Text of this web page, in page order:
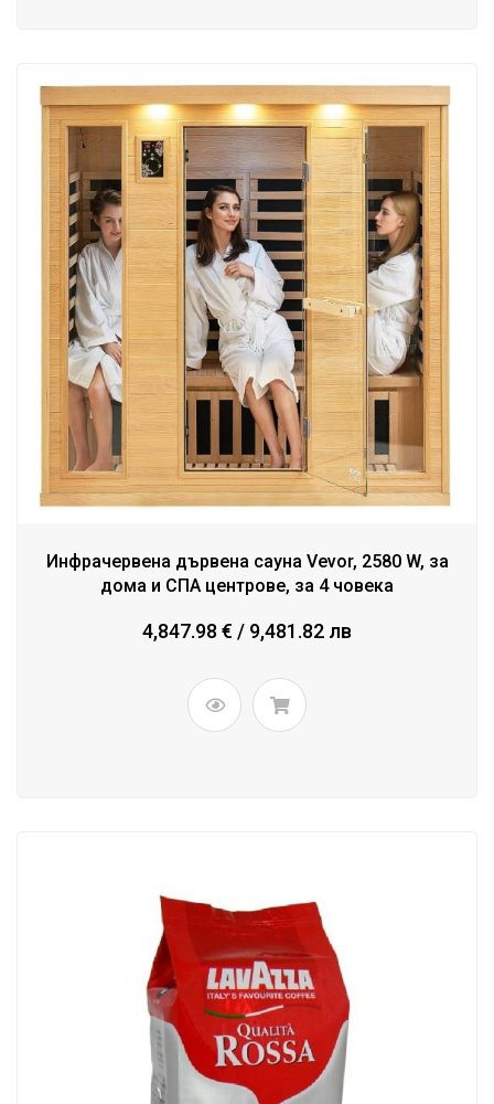
Инфрачервена дървена сауна Vevor, 2580 W, за
дома и СПА центрове, за 4 човека
4,847.98 € / 9,481.82 лв